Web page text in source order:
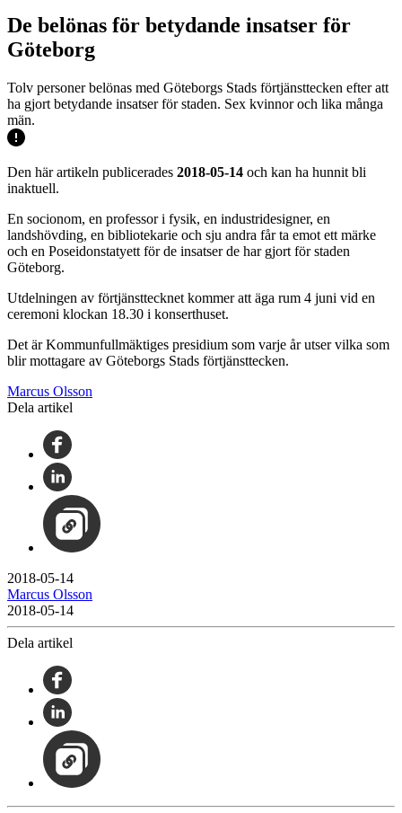
De belönas för betydande insatser för
Göteborg
Tolv personer belönas med Göteborgs Stads förtjänsttecken efter att
ha gjort betydande insatser för staden. Sex kvinnor och lika många
män.
Den här artikeln publicerades 2018-05-14 och kan ha hunnit bli
inaktuell.
En socionom, en professor i fysik, en industridesigner, en
landshövding, en bibliotekarie och sju andra får ta emot ett märke
och en Poseidonstatyett för de insatser de har gjort för staden
Göteborg.
Utdelningen av förtjänsttecknet kommer att äga rum 4 juni vid en
ceremoni klockan 18.30 i konserthuset.
Det är Kommunfullmäktiges presidium som varje år utser vilka som
blir mottagare av Göteborgs Stads förtjänsttecken.
Marcus Olsson
Dela artikel
2018-05-14
Marcus Olsson
2018-05-14
Dela artikel